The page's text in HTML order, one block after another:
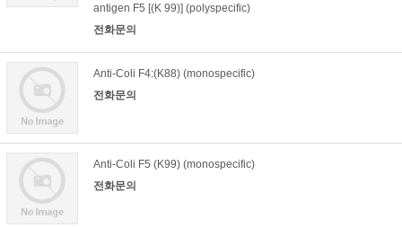
antigen F5 [(K 99)] (polyspecific)
전화문의
Anti-Coli F4:(K88) (monospecific)
전화문의
Anti-Coli F5 (K99) (monospecific)
전화문의